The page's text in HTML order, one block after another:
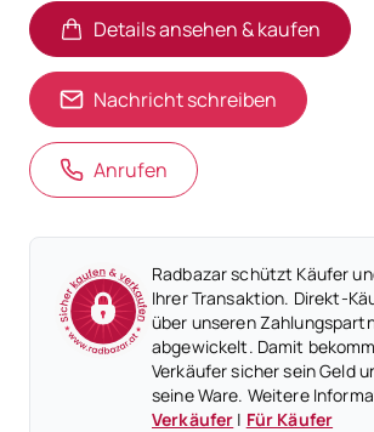
Details ansehen & kaufen
(öffnet in neuem Tab)
(öffnet in neuem Tab)
Nachricht schreiben
Anrufen
Radbazar schützt Käufer
Ihrer Transaktion. Direkt-
über unseren
abgewickelt. Damit
Verkäufer sicher sein Geld
seine Ware. Weitere
Verkäufer | Für Käufer